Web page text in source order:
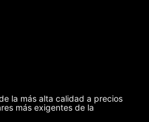
la más alta calidad a precios
más exigentes de la